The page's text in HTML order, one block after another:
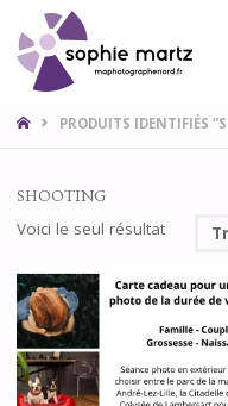
HOMEPRODUITS IDENTIFIÉS
SHOOTING
Voici le seul résultat